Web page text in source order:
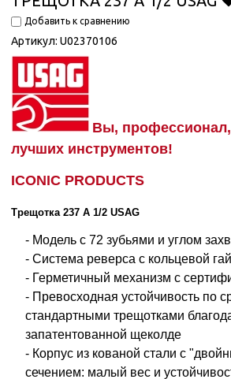
Добавить к сравнению
Артикул: U02370106
Вы, профессионал,
лучших инструментов!
ICONIC PRODUCTS
Трещотка 237 A 1/2 USAG
- Модель с 72 зубьями и углом
- Система реверса с кольцевой
- Герметичный механизм с
- Превосходная устойчивость по
стандартными трещотками
запатентованной щеколде
- Корпус из кованой стали с
сечением: малый вес и